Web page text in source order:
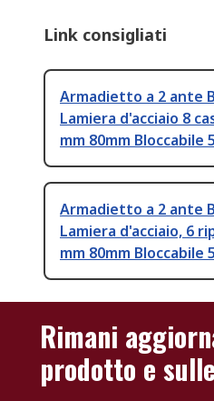
Link consigliati
Armadietto a 2 ante
Lamiera d'acciaio 8
mm 80mm Bloccabile
Armadietto a 2 ante
Lamiera d'acciaio, 6
mm 80mm Bloccabile
Rimani
prodotto e